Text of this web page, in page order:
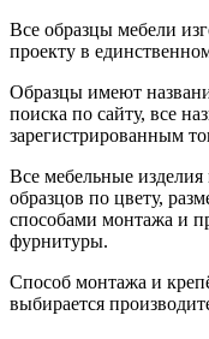
Все образцы мебели
проекту в
Образцы имеют
поиска по сайту, все
зарегистрированным
Все мебельные изделия
образцов по цвету,
способами монтажа и
фурнитуры.
Способ монтажа и
выбирается